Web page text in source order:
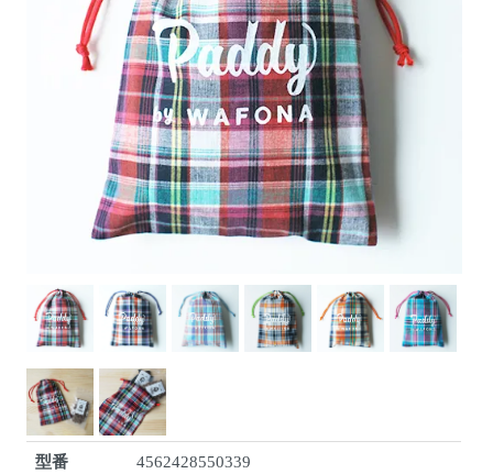
型番 4562428550339